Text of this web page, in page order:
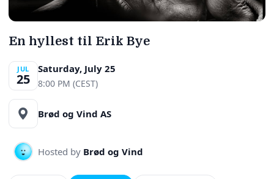
En hyllest til Erik Bye
JUL
25
Saturday, July 25
8:00 PM (CEST)
Brød og Vind AS
Hosted by Brød og Vind